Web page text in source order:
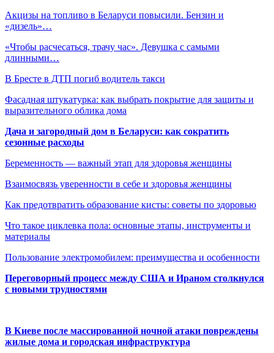
Акцизы на топливо в Беларуси повысили. Бензин и
«дизель»…
«Чтобы расчесаться, трачу час». Девушка с самыми
длинными…
В Бресте в ДТП погиб водитель такси
Фасадная штукатурка: как выбрать покрытие для защиты и
выразительного облика дома
Дача и загородный дом в Беларуси: как сократить
сезонные расходы
Беременность — важный этап для здоровья женщины
Взаимосвязь уверенности в себе и здоровья женщины
Как предотвратить образование кисты: советы по здоровью
Что такое циклевка пола: основные этапы, инструменты и
материалы
Пользование электромобилем: преимущества и особенности
Переговорный процесс между США и Ираном столкнулся
с новыми трудностями
В Киеве после массированной ночной атаки повреждены
жилые дома и городская инфраструктура